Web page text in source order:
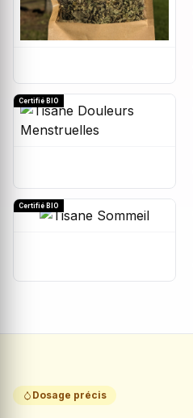
Certifié BIO
Certifié BIO
Dosage précis